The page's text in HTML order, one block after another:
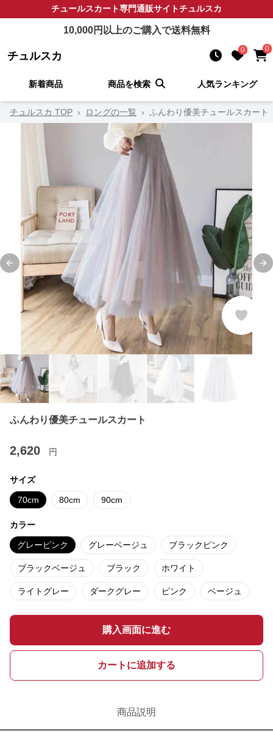
チュールスカート専門通販サイトチュルスカ
10,000円以上のご購入で送料無料
チュルスカ 0 0
新着商品 商品を検索 人気ランキング
チュルスカ TOP › ロングの一覧 › ふんわり優美チュールスカート
Previous slide
ふんわり優美チュールスカート
2,620 円
サイズ
70cm 80cm 90cm
カラー
グレーピンク グレーベージュ ブラックピンク
ブラックベージュ ブラック ホワイト
ライトグレー ダークグレー ピンク ベージュ
購入画面に進む
カートに追加する
商品説明